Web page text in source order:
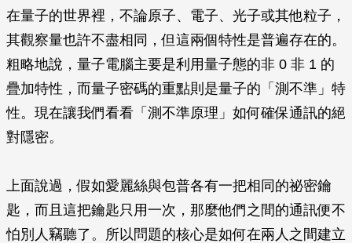
在量子的世界裡，不論原子、電子、光子或其他粒子，
其觀察量也許不盡相同，但這兩個特性是普遍存在的。
粗略地說，量子電腦主要是利用量子態的非 0 非 1 的
疊加特性，而量子密碼的重點則是量子的「測不準」特
性。現在讓我們看看「測不準原理」如何確保通訊的絕
對隱密。
上面說過，假如愛麗絲與包普各有一把相同的祕密鑰
匙，而且這把鑰匙只用一次，那麼他們之間的通訊便不
怕別人竊聽了。所以問題的核心是如何在兩人之間建立